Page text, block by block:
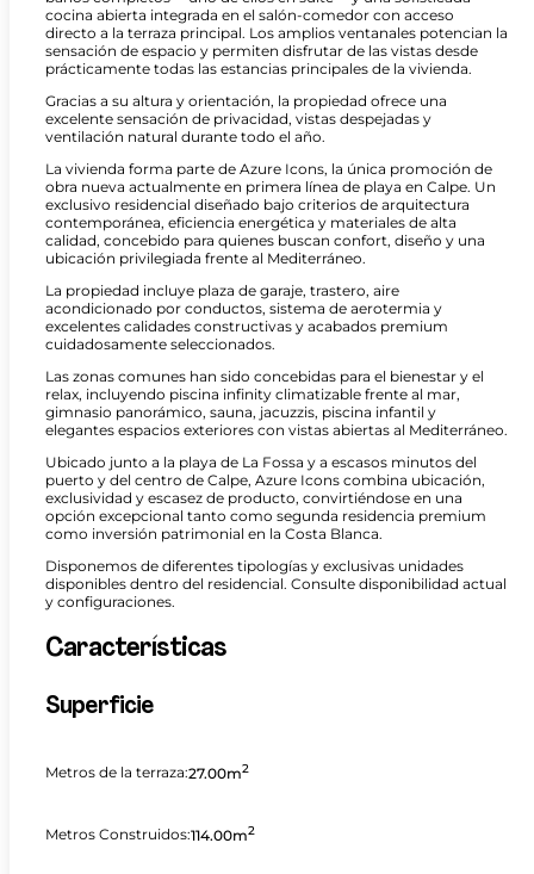
cocina abierta integrada en el salón-comedor con acceso
directo a la terraza principal. Los amplios ventanales potencian la
sensación de espacio y permiten disfrutar de las vistas desde
prácticamente todas las estancias principales de la vivienda.
Gracias a su altura y orientación, la propiedad ofrece una
excelente sensación de privacidad, vistas despejadas y
ventilación natural durante todo el año.
La vivienda forma parte de Azure Icons, la única promoción de
obra nueva actualmente en primera línea de playa en Calpe. Un
exclusivo residencial diseñado bajo criterios de arquitectura
contemporánea, eficiencia energética y materiales de alta
calidad, concebido para quienes buscan confort, diseño y una
ubicación privilegiada frente al Mediterráneo.
La propiedad incluye plaza de garaje, trastero, aire
acondicionado por conductos, sistema de aerotermia y
excelentes calidades constructivas y acabados premium
cuidadosamente seleccionados.
Las zonas comunes han sido concebidas para el bienestar y el
relax, incluyendo piscina infinity climatizable frente al mar,
gimnasio panorámico, sauna, jacuzzis, piscina infantil y
elegantes espacios exteriores con vistas abiertas al Mediterráneo.
Ubicado junto a la playa de La Fossa y a escasos minutos del
puerto y del centro de Calpe, Azure Icons combina ubicación,
exclusividad y escasez de producto, convirtiéndose en una
opción excepcional tanto como segunda residencia premium
como inversión patrimonial en la Costa Blanca.
Disponemos de diferentes tipologías y exclusivas unidades
disponibles dentro del residencial. Consulte disponibilidad actual
y configuraciones.
Características
Superficie
Metros de la terraza:27.00m2
Metros Construidos:114.00m2